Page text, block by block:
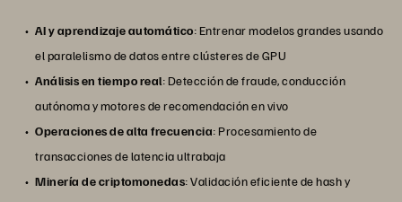
AI y aprendizaje automático: Entrenar modelos grandes usando
el paralelismo de datos entre clústeres de GPU
Análisis en tiempo real: Detección de fraude, conducción
autónoma y motores de recomendación en vivo
Operaciones de alta frecuencia: Procesamiento de
transacciones de latencia ultrabaja
Minería de criptomonedas: Validación eficiente de hash y